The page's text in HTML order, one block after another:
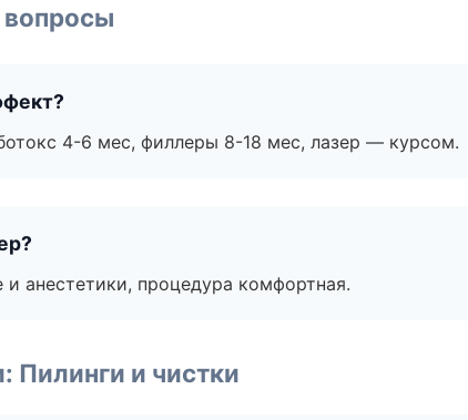
4-6 мес, филлеры 8-18 мес, лазер — курсом.
анестетики, процедура комфортная.
Пилинги и чистки